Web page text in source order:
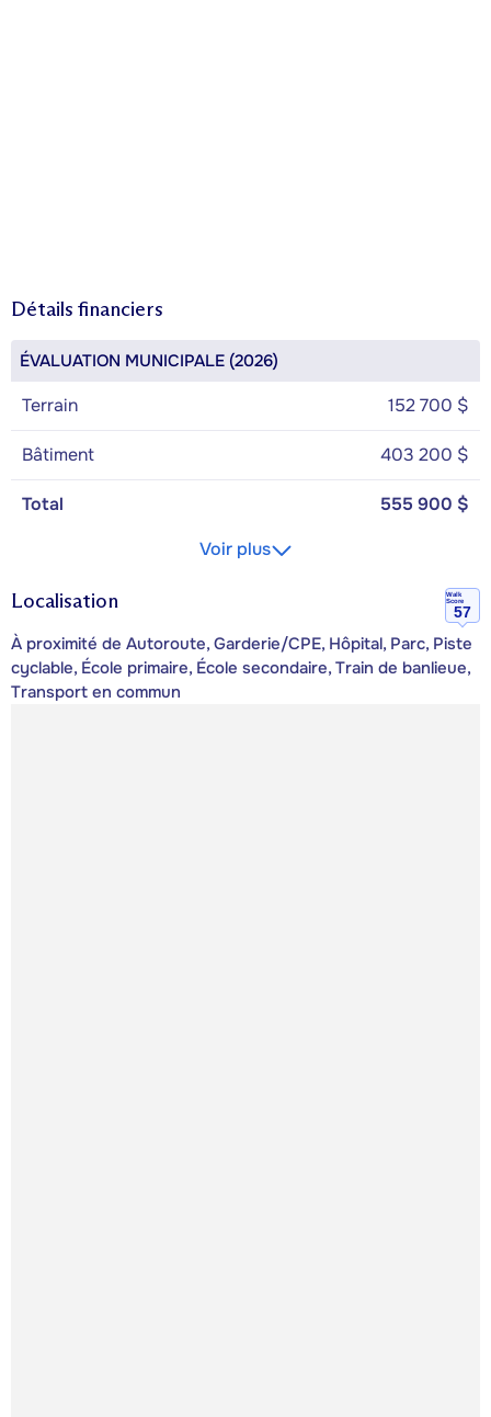
Détails financiers
ÉVALUATION MUNICIPALE (2026)
Terrain 152 700 $
Bâtiment 403 200 $
Total
555 900 $
Voir plus
Localisation
Walk
Score
57
À proximité de Autoroute, Garderie/CPE, Hôpital, Parc, Piste
cyclable, École primaire, École secondaire, Train de banlieue,
Transport en commun